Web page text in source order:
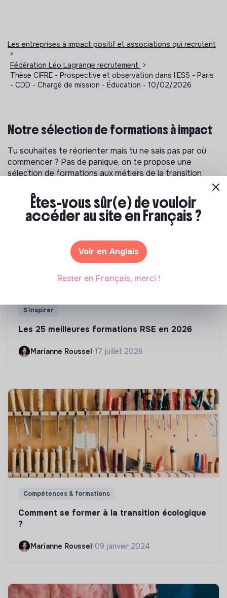
Les entreprises à impact positif et associations qui recrutent
>
Fédération Léo Lagrange recrutement
>
Thèse CIFRE - Prospective et observation dans l’ESS - Paris
- CDD - Chargé de mission - Éducation - 10/02/2026
Notre sélection de formations à impact
Tu souhaites te réorienter mais tu ne sais pas par où
commencer ? Pas de panique, on te propose une
sélection de formations aux métiers de la transition
S'inspirer
Les 25 meilleures formations RSE en 2026
Marianne Roussel•17 juillet 2026
Compétences & formations
Comment se former à la transition écologique
?
Marianne Roussel•09 janvier 2024
Êtes-vous sûr(e) de vouloir
accéder au site en Français ?
Voir en Anglais
Rester en Français, merci !